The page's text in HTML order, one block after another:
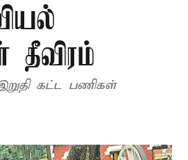
தீவிரம்
கட்ட பணிகள்